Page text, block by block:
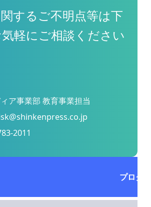
するご不明点等は下
軽にご相談ください
ア事業部 教育事業担当
2011
プログ